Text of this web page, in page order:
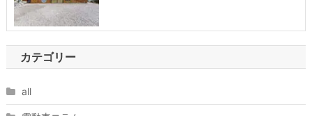
カテゴリー
all